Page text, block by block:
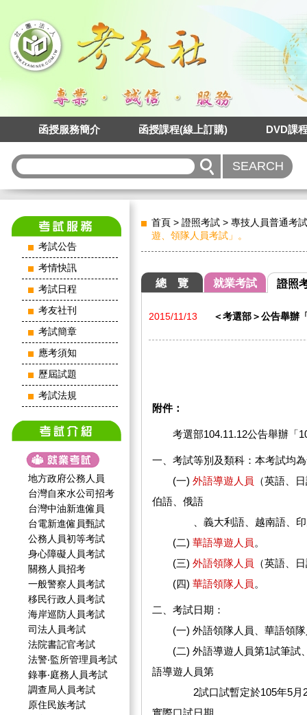
函授服務簡介 函授課程(線上訂購) DVD課
考試公告
考情快訊
考試日程
考友社刊
考試簡章
應考須知
歷屆試題
考試法規
地方政府公務人員
台灣自來水公司招考
台灣中油新進僱員
台電新進僱員甄試
公務人員初等考試
身心障礙人員考試
關務人員招考
一般警察人員考試
移民行政人員考試
海岸巡防人員考試
司法人員考試
法院書記官考試
法警‧監所管理員考試
錄事‧庭務人員考試
調查局人員考試
原住民族考試
首頁 > 證照考試 > 專技人員普通考試
遊、領隊人員考試」。
總 覽 就業考試 證照
2015/11/13 ＜考選部＞公告舉辦
附件：
考選部104.11.12公告舉辦「
一、考試等別及類科：本考試均
(一) 外語導遊人員
（英語、
伯語、俄語
、義大利語、越南語、印
(二) 華語導遊人員 。
(三) 外語領隊人員
（英語、
(四) 華語領隊人員 。
二、考試日期：
(一) 外語領隊人員、華語領隊
(二) 外語導遊人員第1試筆試
語導遊人員第
2試口試暫定於105年5月21
實際口試日期